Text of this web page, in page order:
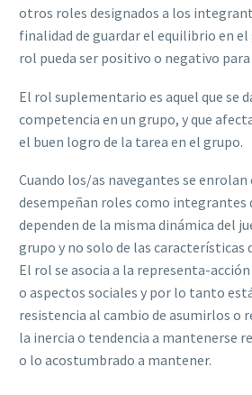
otros roles designados a los
finalidad de guardar el equilibrio en el
rol pueda ser positivo o negativo
El rol suplementario es aquel que se
competencia en un grupo, y que
el buen logro de la tarea en el grupo.
Cuando los/as navegantes se enrolan
desempeñan roles como integrantes
dependen de la misma dinámica del
grupo y no solo de las características
El rol se asocia a la representa-
o aspectos sociales y por lo tanto
resistencia al cambio de asumirlos o
la inercia o tendencia a mantenerse
o lo acostumbrado a mantener.